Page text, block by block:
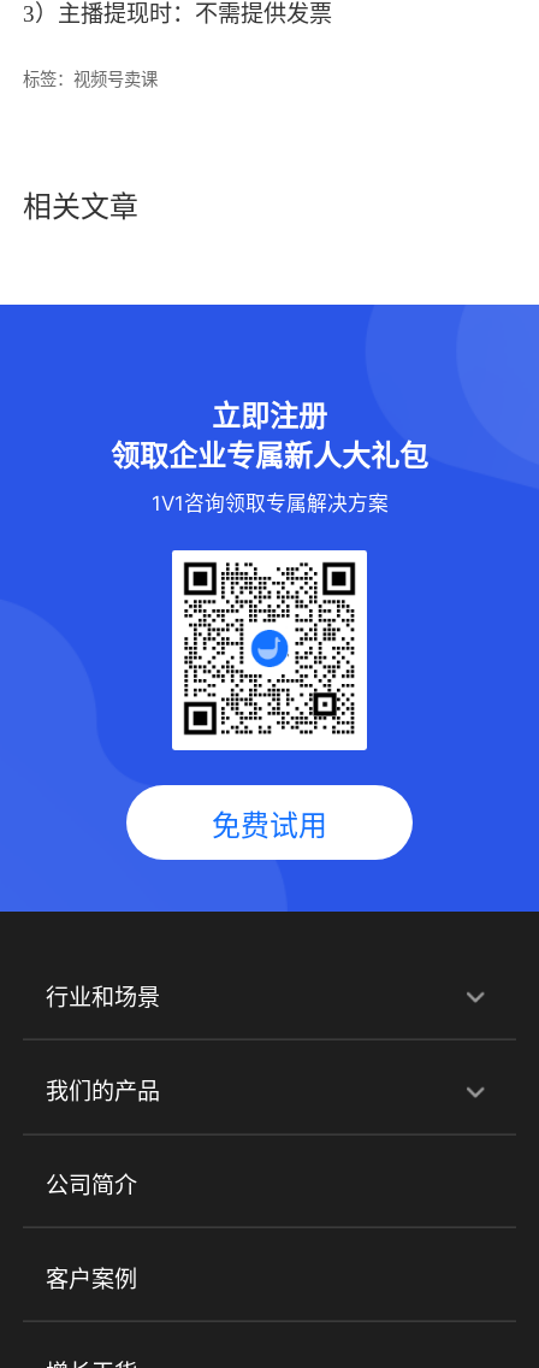
3）主播提现时：不需提供发票
标签：视频号卖课
相关文章
立即注册
领取企业专属新人大礼包
1V1咨询领取专属解决方案
免费试用
行业和场景
行业解决方案
培训机构 职业技能培训 兴趣培训
金融行业
心理机构
我们的产品
产品
小程序商城 ERP 企微SCRM
社群圈子
公司简介
客户案例